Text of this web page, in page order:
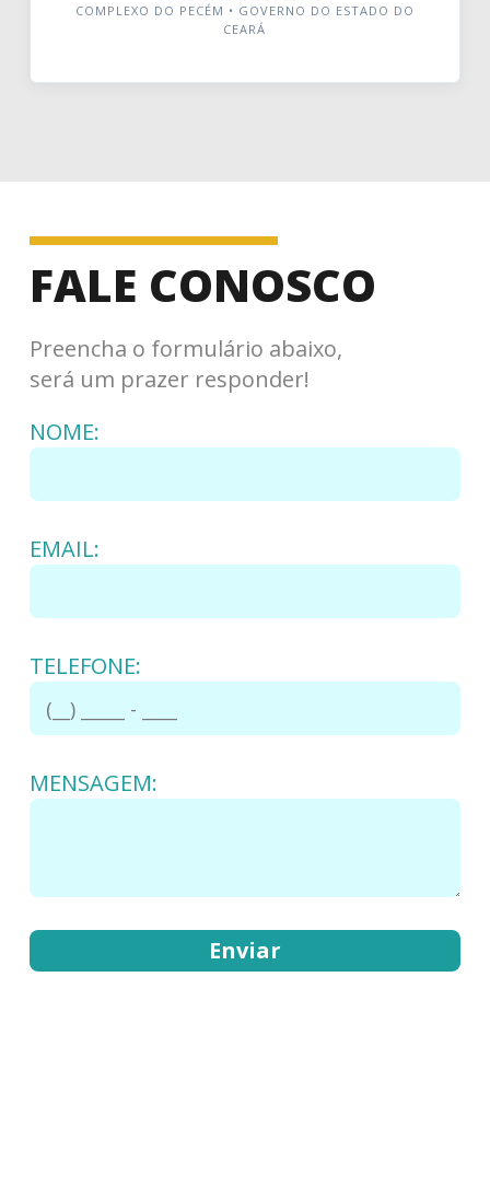
COMPLEXO DO PECÉM • GOVERNO DO ESTADO DO
CEARÁ
FALE CONOSCO
Preencha o formulário abaixo,
será um prazer responder!
NOME:
EMAIL:
TELEFONE:
MENSAGEM: